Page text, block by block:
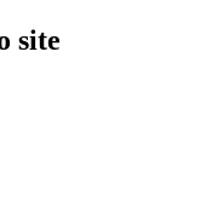
à informação
site